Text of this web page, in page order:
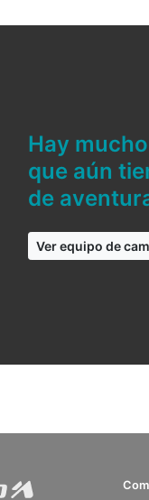
Hay
que aún
de
Ver equipo de